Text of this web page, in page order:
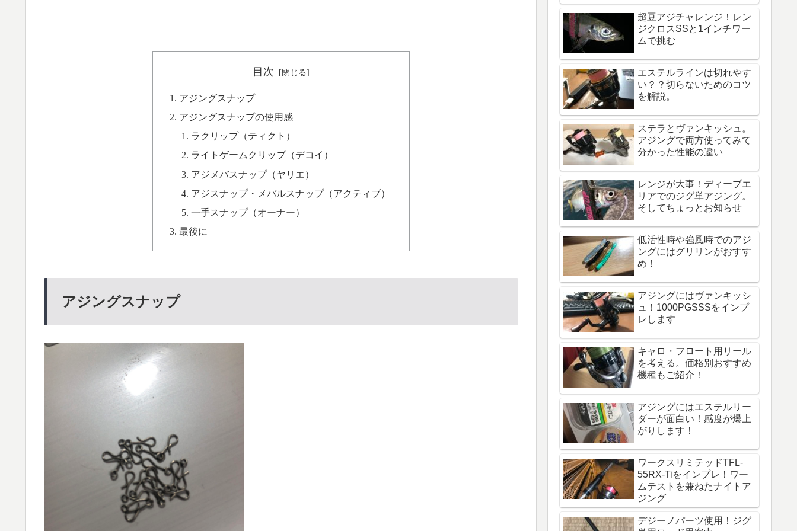
目次
アジングスナップ
アジングスナップの使用感
ラクリップ（ティクト）
ライトゲームクリップ（デコイ）
アジメバスナップ（ヤリエ）
アジスナップ・メバルスナップ（アクティブ）
一手スナップ（オーナー）
最後に
アジングスナップ
超豆アジチャレンジ！レン
ジクロスSSと1インチワー
ムで挑む
エステルラインは切れやす
い？？切らないためのコツ
を解説。
ステラとヴァンキッシュ。
アジングで両方使ってみて
分かった性能の違い
レンジが大事！ディープエ
リアでのジグ単アジング。
そしてちょっとお知らせ
低活性時や強風時でのアジ
ングにはグリリンがおすす
め！
アジングにはヴァンキッシ
ュ！1000PGSSSをインプ
レします
キャロ・フロート用リール
を考える。価格別おすすめ
機種もご紹介！
アジングにはエステルリー
ダーが面白い！感度が爆上
がりします！
ワークスリミテッドTFL-
55RX-Tiをインプレ！ワー
ムテストを兼ねたナイトア
ジング
デジーノパーツ使用！ジグ